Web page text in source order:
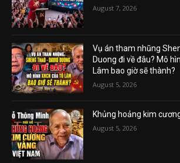
August 7, 2026
Vụ án tham nhũng
Duong đi về đâu? Mô
Lâm bao giờ sẽ thành?
August 5, 2026
Khủng hoảng kim
August 5, 2026